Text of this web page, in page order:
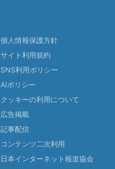
個人情報保護方針
サイト利用規約
SNS利用ポリシー
AIポリシー
クッキーの利用について
広告掲載
記事配信
コンテンツ二次利用
日本インターネット報道協会